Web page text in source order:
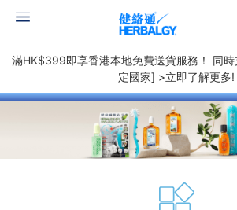
滿HK$399即享香港本地免費送貨服務！ 同
定國家] >立即了解更多!